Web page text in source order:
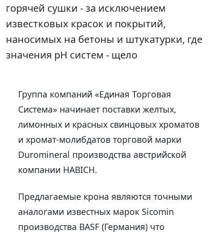
горячей сушки - за исключением
известковых красок и покрытий,
наносимых на бетоны и штукатурки, где
значения рН систем - щело
Группа компаний «Единая Торговая
Система» начинает поставки желтых,
лимонных и красных свинцовых хроматов
и хромат-молибдатов торговой марки
Duromineral производства австрийской
компании HABICH.
Предлагаемые крона являются точными
аналогами известных марок Sicomin
производства BASF (Германия) что